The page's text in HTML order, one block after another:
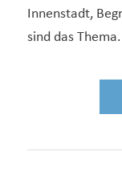
Innenstadt,
sind das Thema.